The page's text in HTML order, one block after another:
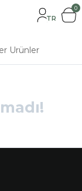
TR
0